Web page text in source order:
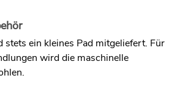
stets ein kleines Pad mitgeliefert. Für
wird die maschinelle